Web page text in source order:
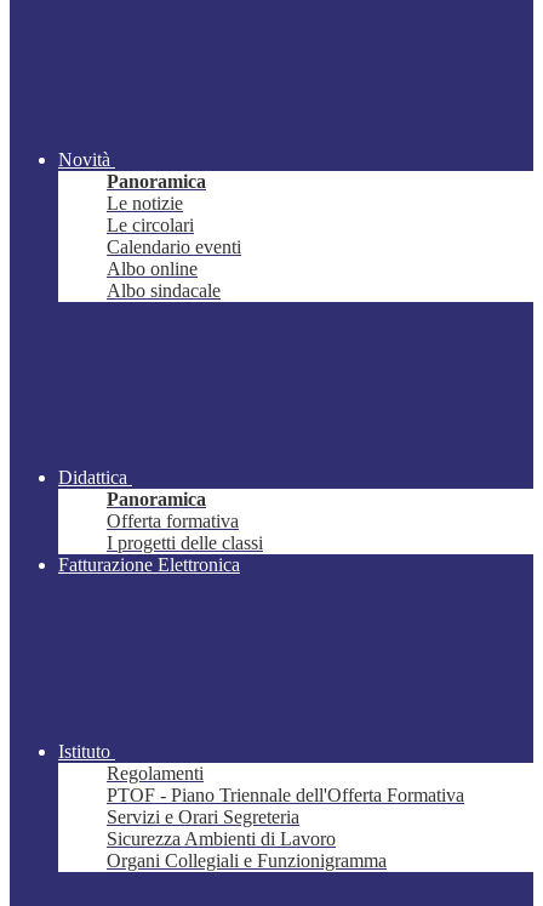
Novità
Panoramica
Le notizie
Le circolari
Calendario eventi
Albo online
Albo sindacale
Didattica
Panoramica
Offerta formativa
I progetti delle classi
Fatturazione Elettronica
Istituto
Regolamenti
PTOF - Piano Triennale dell'Offerta Formativa
Servizi e Orari Segreteria
Sicurezza Ambienti di Lavoro
Organi Collegiali e Funzionigramma